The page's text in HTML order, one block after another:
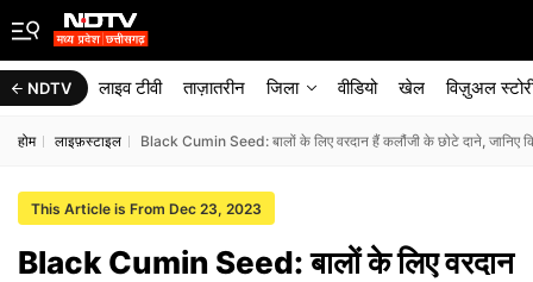
NDTV लाइव टीवी ताज़ातरीन जिला वीडियो खेल विज़ुअल
होम लाइफ़स्टाइल Black Cumin Seed: बालों के लिए वरदान हैं कलौंजी के छोटे दाने, जानिए
This Article is From Dec 23, 2023
Black Cumin Seed: बालों के लिए वरदान